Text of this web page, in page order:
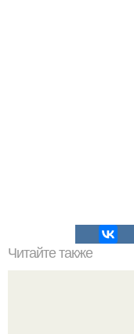
Читайте также